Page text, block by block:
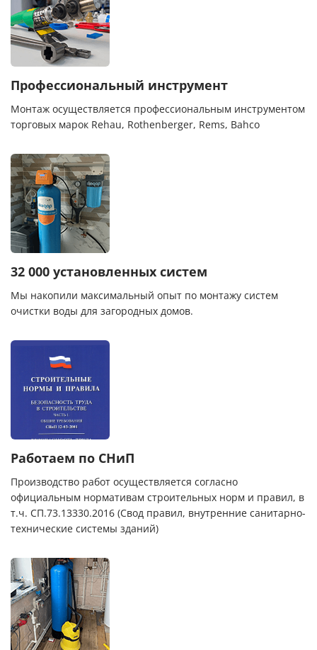
Профессиональный инструмент
Монтаж осуществляется профессиональным инструментом
торговых марок Rehau, Rothenberger, Rems, Bahco
32 000 установленных систем
Мы накопили максимальный опыт по монтажу систем
очистки воды для загородных домов.
Работаем по СНиП
Производство работ осуществляется согласно
официальным нормативам строительных норм и правил, в
т.ч. СП.73.13330.2016 (Свод правил, внутренние санитарно-
технические системы зданий)